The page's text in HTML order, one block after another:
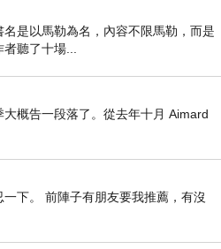
是以馬勒為名，內容不限馬勒，而是
聽了十場...
概告一段落了。從去年十月 Aimard
下。 前陣子有朋友要我推薦，有沒